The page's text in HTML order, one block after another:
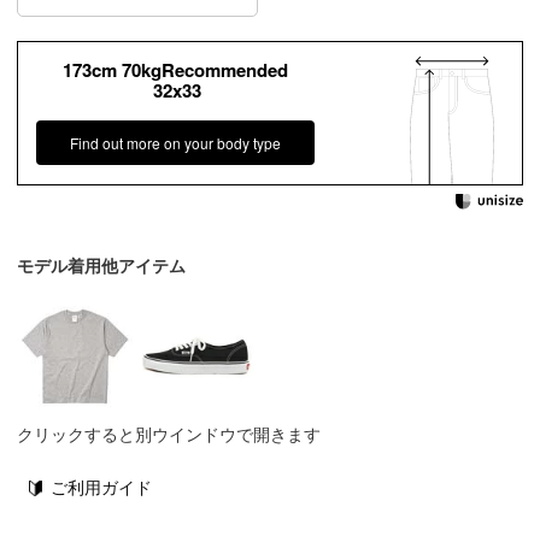
173cm 70kgRecommended
32x33
Find out more on your body type
モデル着用他アイテム
クリックすると別ウインドウで開きます
ご利用ガイド